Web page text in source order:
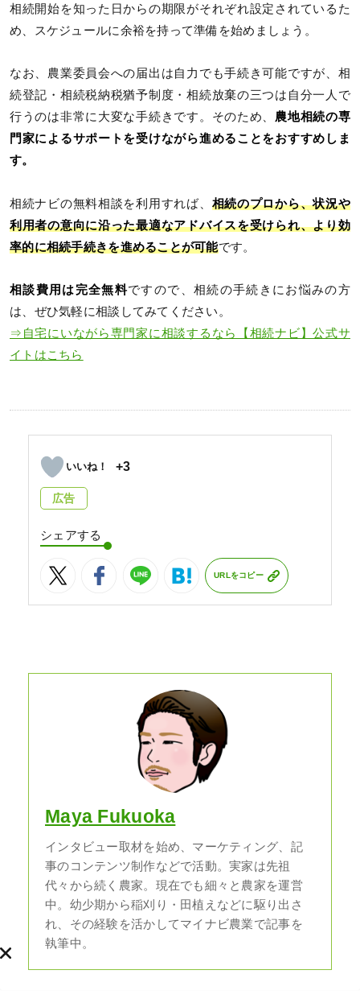
相続開始を知った日からの期限がそれぞれ設定されているた
め、スケジュールに余裕を持って準備を始めましょう。
なお、農業委員会への届出は自力でも手続き可能ですが、相
続登記・相続税納税猶予制度・相続放棄の三つは自分一人で
行うのは非常に大変な手続きです。そのため、 農地相続の専
門家によるサポートを受けながら進めることをおすすめしま
す。
相続ナビの無料相談を利用すれば、 相続のプロから、状況や
利用者の意向に沿った最適なアドバイスを受けられ、より効
率的に相続手続きを進めることが可能です。
相談費用は完全無料ですので、相続の手続きにお悩みの方
は、ぜひ気軽に相談してみてください。
⇒自宅にいながら専門家に相談するなら【相続ナビ】公式サ
イトはこちら
+3
広告
シェアする
URLをコピー
Maya Fukuoka
インタビュー取材を始め、マーケティング、記
事のコンテンツ制作などで活動。実家は先祖
代々から続く農家。現在でも細々と農家を運営
中。幼少期から稲刈り・田植えなどに駆り出さ
れ、その経験を活かしてマイナビ農業で記事を
執筆中。